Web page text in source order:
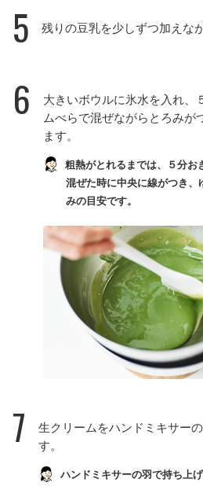
5 残りの豆乳を少しずつ加えな
6
大きいボウルに氷水を入れ、
ムべらで混ぜながらとろみが
ます。
粗熱がとれるまでは、５分お
混ぜた時に中央に線がつき
みの目安です。
7
生クリームをハンドミキサー
す。
ハンドミキサーの羽で持ち上